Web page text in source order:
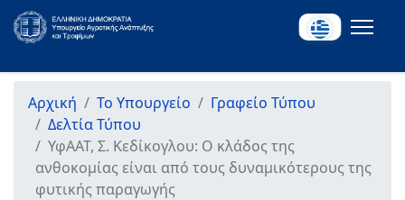
Αρχική Το Υπουργείο
Γραφείο Τύπου
Δελτία Τύπου
ΥφΑΑΤ, Σ. Κεδίκογλου: Ο κλάδος της
ανθοκομίας είναι από τους δυναμικότερους της
φυτικής παραγωγής